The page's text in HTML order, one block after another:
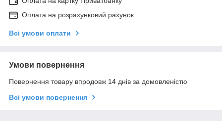
Оплата на розрахунковий рахунок
Всі умови оплати
Умови повернення
Повернення товару впродовж 14 днів за домовленістю
Всі умови повернення